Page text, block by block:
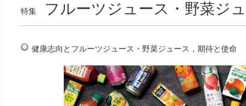
特集 フルーツジュース・野菜ジ
健康志向とフルーツジュース・野菜ジュース，期待と使命